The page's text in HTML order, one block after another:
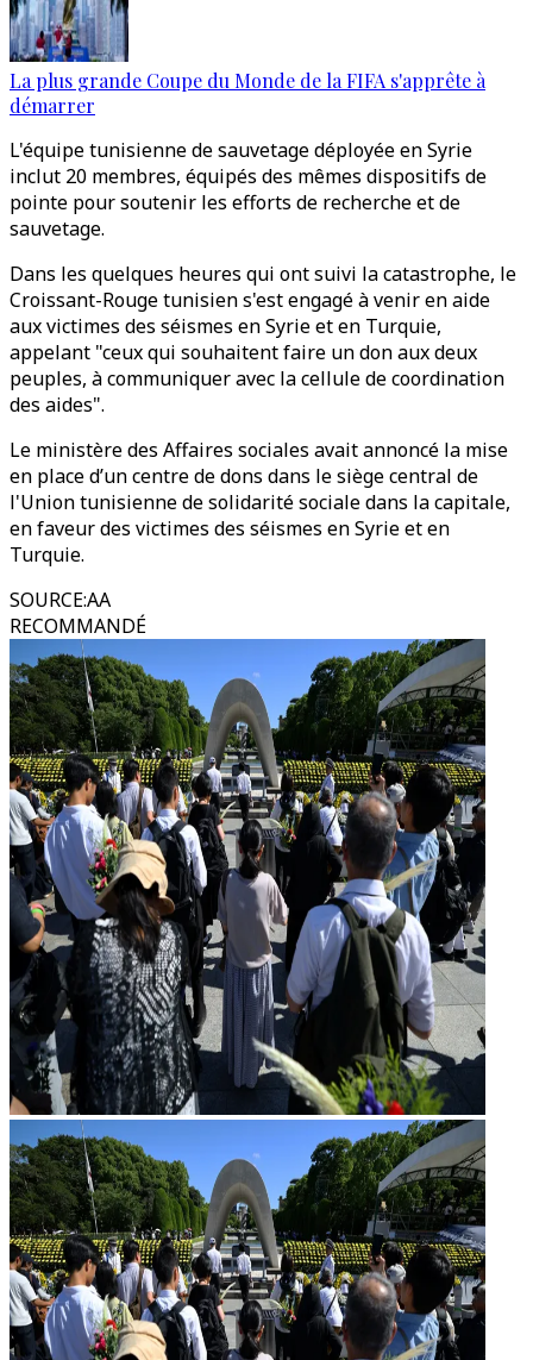
La plus grande Coupe du Monde de la FIFA s'apprête à
démarrer
L'équipe tunisienne de sauvetage déployée en Syrie
inclut 20 membres, équipés des mêmes dispositifs de
pointe pour soutenir les efforts de recherche et de
sauvetage.
Dans les quelques heures qui ont suivi la catastrophe, le
Croissant-Rouge tunisien s'est engagé à venir en aide
aux victimes des séismes en Syrie et en Turquie,
appelant "ceux qui souhaitent faire un don aux deux
peuples, à communiquer avec la cellule de coordination
des aides".
Le ministère des Affaires sociales avait annoncé la mise
en place d’un centre de dons dans le siège central de
l'Union tunisienne de solidarité sociale dans la capitale,
en faveur des victimes des séismes en Syrie et en
Turquie.
SOURCE:AA
RECOMMANDÉ